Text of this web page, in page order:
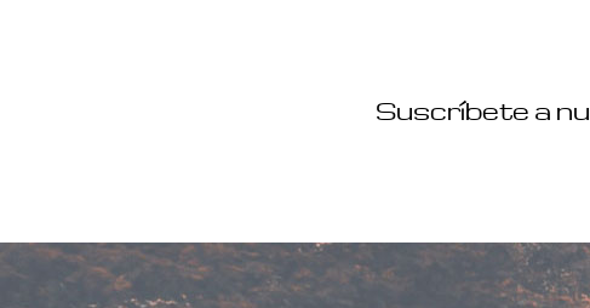
Suscríbete a